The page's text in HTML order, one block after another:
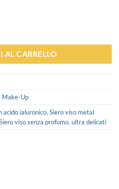
AL CARRELLO
Make-Up
acido ialuronico, Siero viso metal
viso senza profumo, ultra delicati